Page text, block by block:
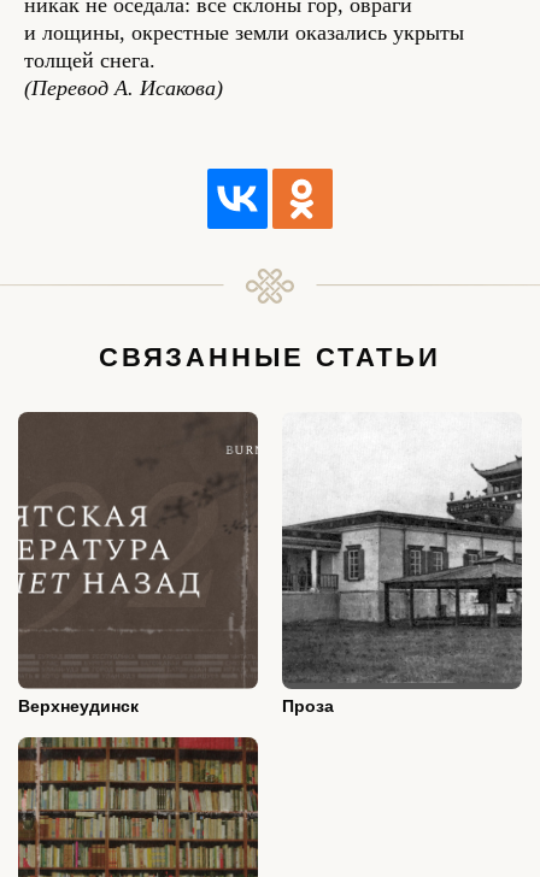
никак не оседала: все склоны гор, овраги
и лощины, окрестные земли оказались укрыты
толщей снега.
(Перевод А. Исакова)
Верхнеудинск Проза
Сайт разработал